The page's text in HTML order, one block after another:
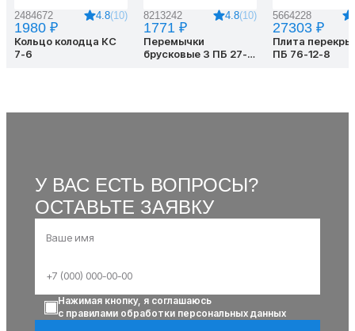
2484672 4.8(10)
1980 ₽
Кольцо колодца КС
7-6
8213242 4.8(10)
1771 ₽
Перемычки
брусковые 3 ПБ 27-
5664228
27303 ₽
Плита
ПБ 76-12-8
У ВАС ЕСТЬ ВОПРОСЫ?
ОСТАВЬТЕ ЗАЯВКУ
Нажимая кнопку, я соглашаюсь
с правилами обработки персональных данных